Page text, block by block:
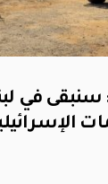
سنبقى في